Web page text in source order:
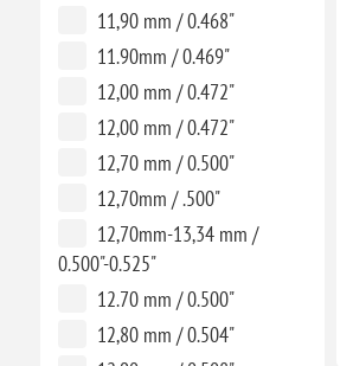
11,90 mm / 0.468"
11.90mm / 0.469"
12,00 mm / 0.472"
12,00 mm / 0.472"
12,70 mm / 0.500"
12,70mm / .500"
12,70mm-13,34 mm /
0.500"-0.525"
12.70 mm / 0.500"
12,80 mm / 0.504"